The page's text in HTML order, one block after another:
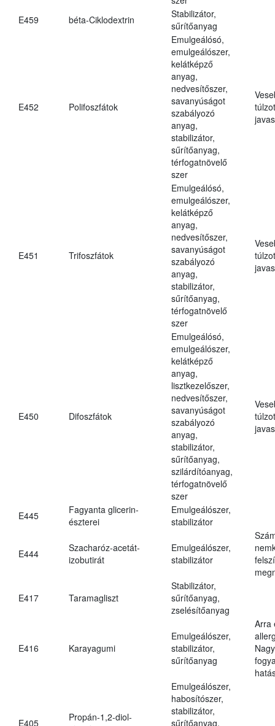
E459
béta-Ciklodextrin
Stabilizátor,
sűrítőanyag
E452 Polifoszfátok
Emulgeálósó,
emulgeálószer,
kelátképző
anyag,
nedvesítőszer,
savanyúságot
szabályozó
anyag,
stabilizátor,
sűrítőanyag,
térfogatnövelő
szer
E451 Trifoszfátok
Emulgeálósó,
emulgeálószer,
kelátképző
anyag,
nedvesítőszer,
savanyúságot
szabályozó
anyag,
stabilizátor,
sűrítőanyag,
térfogatnövelő
szer
E450 Difoszfátok
Emulgeálósó,
emulgeálószer,
kelátképző
anyag,
lisztkezelőszer,
nedvesítőszer,
savanyúságot
szabályozó
anyag,
stabilizátor,
sűrítőanyag,
szilárdítóanyag,
térfogatnövelő
szer
E445
Fagyanta glicerin-
észterei
Emulgeálószer,
stabilizátor
E444
Szacharóz-acetát-
izobutirát
Emulgeálószer,
stabilizátor
E417 Taramagliszt
Stabilizátor,
sűrítőanyag,
zselésítőanyag
E416 Karayagumi
Emulgeálószer,
stabilizátor,
sűrítőanyag
Arra
E405
Propán-1,2-diol-
Emulgeálószer,
habosítószer,
stabilizátor,
sűrítőanyag,